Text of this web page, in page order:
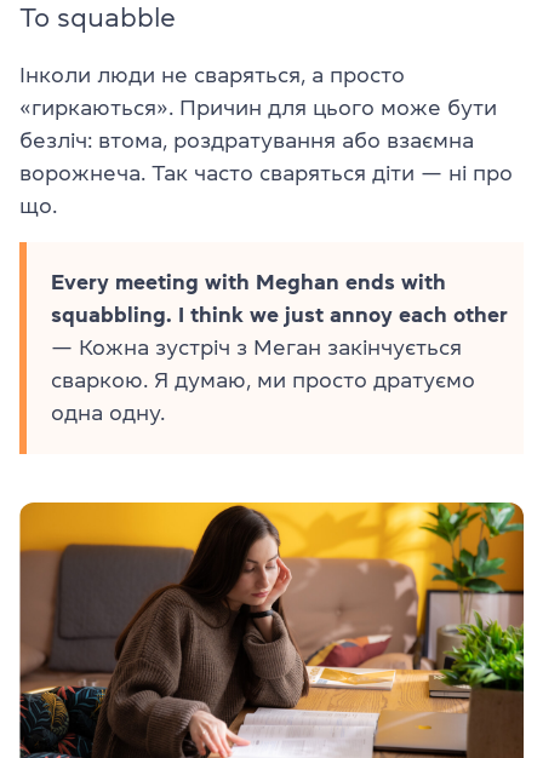
To squabble
Інколи люди не сваряться, а просто
«гиркаються». Причин для цього може бути
безліч: втома, роздратування або взаємна
ворожнеча. Так часто сваряться діти — ні про
що.
Every meeting with Meghan ends with
squabbling. I think we just annoy each other
— Кожна зустріч з Меган закінчується
сваркою. Я думаю, ми просто дратуємо
одна одну.